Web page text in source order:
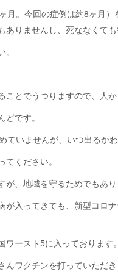
月。今回の症例は約8ヶ月
りませんし、死ななくて
とでうつりますので、人
です。
いませんが、いつ出るか
ください。
、地域を守るためでもあり
が入ってきても、新型コロ
ースト5に入っております。
ワクチンを打っていただ